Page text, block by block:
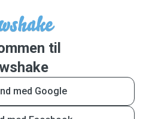
til
med Google